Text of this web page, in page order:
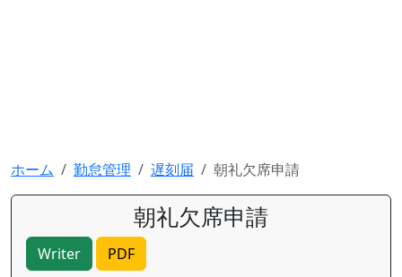
ホーム 勤怠管理 遅刻届 朝礼欠席申請
朝礼欠席申請
Writer PDF